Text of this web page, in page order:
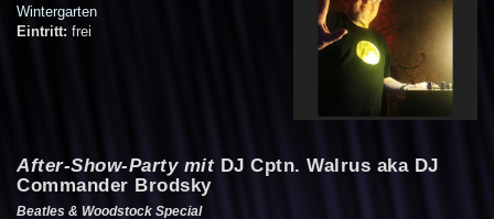
Wintergarten
Eintritt: frei
After-Show-Party mitDJ Cptn. Walrus aka DJ
Commander Brodsky
Beatles & Woodstock Special